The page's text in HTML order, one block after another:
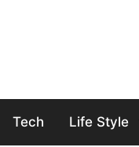
Tech Life Style